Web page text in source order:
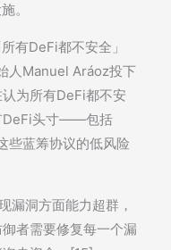
。
有DeFi都不安全」
人Manuel Aráoz投下
为所有DeFi都不安
DeFi头寸——包括
些蓝筹协议的低风险
漏洞方面能力超群，
者需要修复每一个漏